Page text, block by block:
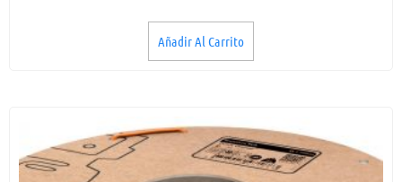
Añadir Al Carrito